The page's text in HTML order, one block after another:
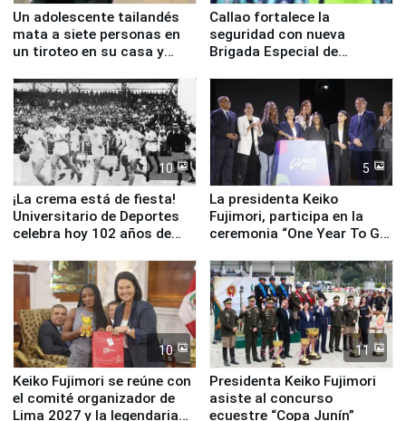
Un adolescente tailandés
mata a siete personas en
un tiroteo en su casa y
Callao fortalece la
seguridad con nueva
Brigada Especial de
equipamiento para
Serenazgo
10
¡La crema está de fiesta!
Universitario de Deportes
celebra hoy 102 años de
5
La presidenta Keiko
Fujimori, participa en la
ceremonia “One Year To Go
10
Keiko Fujimori se reúne con
el comité organizador de
Lima 2027 y la legendaria
11
Presidenta Keiko Fujimori
asiste al concurso
ecuestre “Copa Junín”